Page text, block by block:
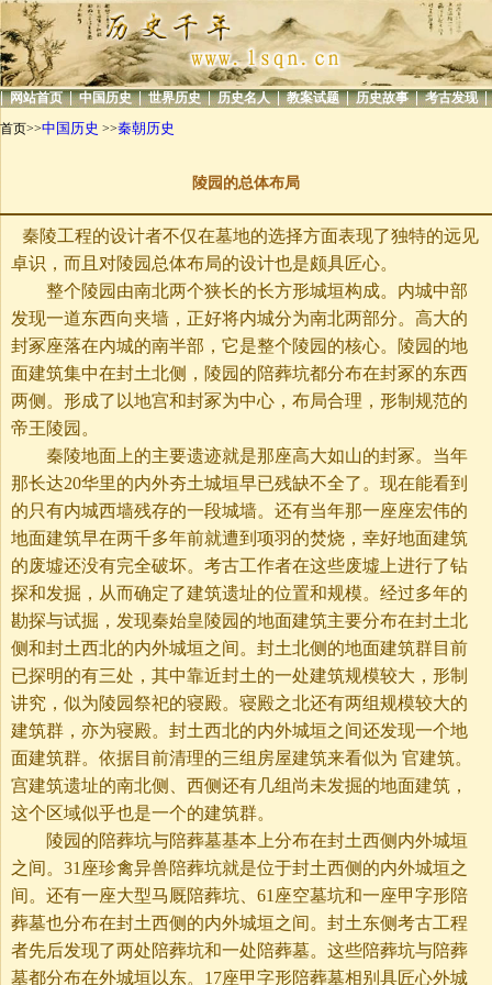
| 网站首页 | 中国历史 | 世界历史 | 历史名人 | 教案试题 | 历史故事 | 考古发现 |
首页>>中国历史 >>秦朝历史
陵园的总体布局
秦陵工程的设计者不仅在墓地的选择方面表现了独特的远见
卓识，而且对陵园总体布局的设计也是颇具匠心。
整个陵园由南北两个狭长的长方形城垣构成。内城中部
发现一道东西向夹墙，正好将内城分为南北两部分。高大的
封冢座落在内城的南半部，它是整个陵园的核心。陵园的地
面建筑集中在封土北侧，陵园的陪葬坑都分布在封冢的东西
两侧。形成了以地宫和封冢为中心，布局合理，形制规范的
帝王陵园。
秦陵地面上的主要遗迹就是那座高大如山的封冢。当年
那长达20华里的内外夯土城垣早已残缺不全了。现在能看到
的只有内城西墙残存的一段城墙。还有当年那一座座宏伟的
地面建筑早在两千多年前就遭到项羽的焚烧，幸好地面建筑
的废墟还没有完全破坏。考古工作者在这些废墟上进行了钻
探和发掘，从而确定了建筑遗址的位置和规模。经过多年的
勘探与试掘，发现秦始皇陵园的地面建筑主要分布在封土北
侧和封土西北的内外城垣之间。封土北侧的地面建筑群目前
已探明的有三处，其中靠近封土的一处建筑规模较大，形制
讲究，似为陵园祭祀的寝殿。寝殿之北还有两组规模较大的
建筑群，亦为寝殿。封土西北的内外城垣之间还发现一个地
面建筑群。依据目前清理的三组房屋建筑来看似为 官建筑。
宫建筑遗址的南北侧、西侧还有几组尚未发掘的地面建筑，
这个区域似乎也是一个的建筑群。
陵园的陪葬坑与陪葬墓基本上分布在封土西侧内外城垣
之间。31座珍禽异兽陪葬坑就是位于封土西侧的内外城垣之
间。还有一座大型马厩陪葬坑、61座空墓坑和一座甲字形陪
葬墓也分布在封土西侧的内外城垣之间。封土东侧考古工程
者先后发现了两处陪葬坑和一处陪葬墓。这些陪葬坑与陪葬
墓都分布在外城垣以东。17座甲字形陪葬墓相别具匠心外城